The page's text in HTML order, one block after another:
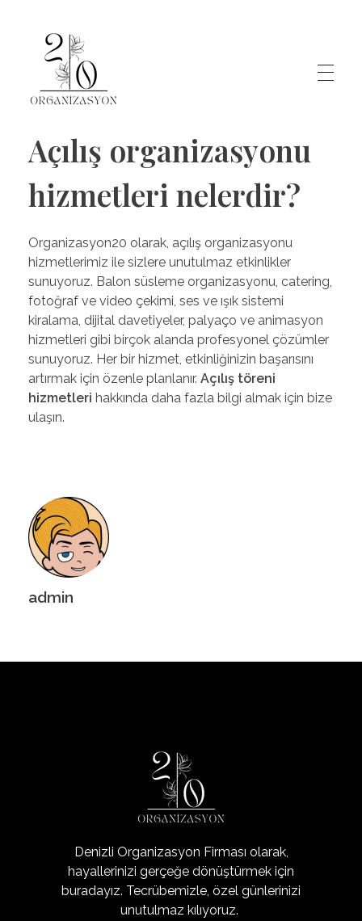
Açılış organizasyonu
hizmetleri nelerdir?
Organizasyon20 olarak, açılış organizasyonu
hizmetlerimiz ile sizlere unutulmaz etkinlikler
sunuyoruz. Balon süsleme organizasyonu, catering,
fotoğraf ve video çekimi, ses ve ışık sistemi
kiralama, dijital davetiyeler, palyaço ve animasyon
hizmetleri gibi birçok alanda profesyonel çözümler
sunuyoruz. Her bir hizmet, etkinliğinizin başarısını
artırmak için özenle planlanır. Açılış töreni
hizmetleri hakkında daha fazla bilgi almak için bize
ulaşın.
admin
Organizasyon20
Denizli Organizasyon Firması olarak,
hayallerinizi gerçeğe dönüştürmek için
buradayız. Tecrübemizle, özel günlerinizi
unutulmaz kılıyoruz.